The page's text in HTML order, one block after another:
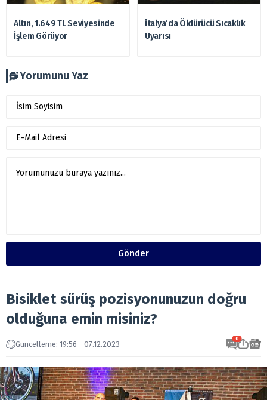
Altın, 1.649 TL Seviyesinde
İşlem Görüyor
İtalya’da Öldürücü Sıcaklık
Uyarısı
Yorumunu Yaz
Gönder
Bisiklet sürüş pozisyonunuzun doğru
olduğuna emin misiniz?
Güncelleme: 19:56 - 07.12.2023
0